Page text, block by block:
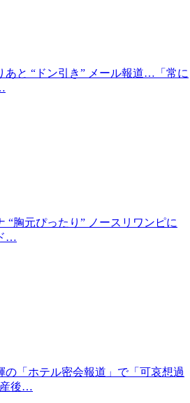
あと “ドン引き” メール報道…「常に
“胸元ぴったり” ノースリワンピに
…
「ホテル密会報道」で「可哀想過
産後…